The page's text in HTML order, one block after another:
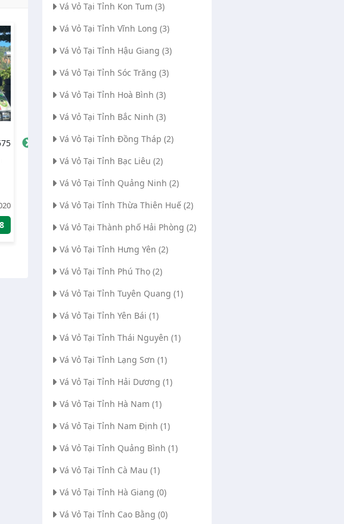
Cửa Hàng Vỏ Lốp Phú Cường Chi
Nhánh 2
Thành phố Đà Lạt, Tỉnh Lâm Đồng
Mở Google Maps
02633585959
Administrator
0866826233
Vá Vỏ Tại Tỉnh Kon Tum (3)
Vá Vỏ Tại Tỉnh Vĩnh Long (3)
Vá Vỏ Tại Tỉnh Hậu Giang (3)
Vá Vỏ Tại Tỉnh Sóc Trăng (3)
Vá Vỏ Tại Tỉnh Hoà Bình (3)
Vá Vỏ Tại Tỉnh Bắc Ninh (3)
Vá Vỏ Tại Tỉnh Đồng Tháp (2)
Vá Vỏ Tại Tỉnh Bạc Liêu (2)
Vá Vỏ Tại Tỉnh Quảng Ninh (2)
Vá Vỏ Tại Tỉnh Thừa Thiên Huế (2)
Vá Vỏ Tại Thành phố Hải Phòng (2)
Vá Vỏ Tại Tỉnh Hưng Yên (2)
Vá Vỏ Tại Tỉnh Phú Thọ (2)
Vá Vỏ Tại Tỉnh Tuyên Quang (1)
Vá Vỏ Tại Tỉnh Yên Bái (1)
Vá Vỏ Tại Tỉnh Thái Nguyên (1)
Vá Vỏ Tại Tỉnh Lạng Sơn (1)
Vá Vỏ Tại Tỉnh Hải Dương (1)
Vá Vỏ Tại Tỉnh Hà Nam (1)
Vá Vỏ Tại Tỉnh Nam Định (1)
Vá Vỏ Tại Tỉnh Quảng Bình (1)
Vá Vỏ Tại Tỉnh Cà Mau (1)
Vá Vỏ Tại Tỉnh Hà Giang (0)
Vá Vỏ Tại Tỉnh Cao Bằng (0)